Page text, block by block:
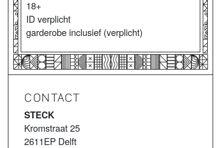
18+
ID verplicht
garderobe inclusief (verplicht)
CONTACT
STECK
Kromstraat 25
2611EP Delft